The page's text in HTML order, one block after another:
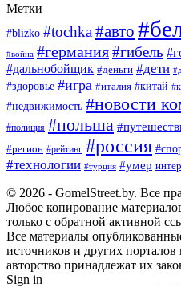
Метки
#blizko #tochka#авто
#война #германия#гибель
#дальнобойщик #деньги #дети
#здоровье #игра #италия #китай
#недвижимость #новости
#полиция #польша
#регион #рейтинг #россия
#технологии #турция #умер
© 2026 - GomelStreet.by. Все
Любое копирование
только с обратной активной
Все материалы
источников и других порталов
авторство принадлежат их
Sign in